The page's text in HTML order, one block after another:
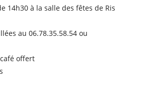
14h30 à la salle des fêtes de Ris
au 06.78.35.58.54 ou
offert